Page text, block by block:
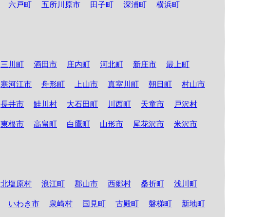
六戸町 五所川原市 田子町 深浦町 横浜町
三川町 酒田市 庄内町 河北町 新庄市 最上町
寒河江市 舟形町 上山市 真室川町 朝日町 村山市
長井市 鮭川村 大石田町 川西町 天童市 戸沢村
東根市 高畠町 白鷹町 山形市 尾花沢市 米沢市
北塩原村 浪江町 郡山市 西郷村 桑折町 浅川町
いわき市 泉崎村 国見町 古殿町 磐梯町 新地町